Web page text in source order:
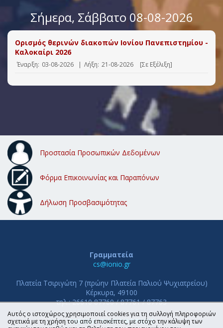
Σήμερα, Σάββατο 08-08-2026
Ορισμός θερινών διακοπών Ιονίου Πανεπιστημίου -
Καλοκαίρι 2026
Έναρξη: 03-08-2026 | Λήξη: 21-08-2026 [Σε Εξέλιξη]
Προστασία Προσωπικών Δεδομένων
Φόρμα Επικοινωνίας και Παραπόνων
Δήλωση Προσβασιμότητας
Γραμματεία
cs@ionio.gr
Πλατεία Τσιριγώτη 7 (πρώην Πλατεία Παλιού Ψυχιατρείου)
Κέρκυρα, 49100
τηλ.: 26610 87760 / 87761 / 87763
ΤΜΗΜΑ ΠΛΗΡΟΦΟΡΙΚΗΣ
Αυτός ο ιστοχώρος χρησιμοποιεί cookies για τη συλλογή πληροφοριών
σχετικά με τη χρήση του από επισκέπτες, με στόχο την κάλυψη των